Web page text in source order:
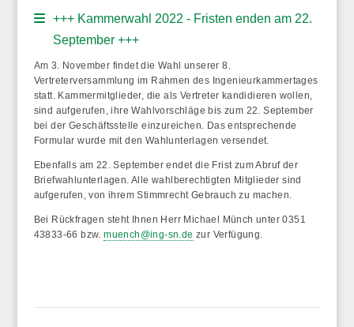
+++ Kammerwahl 2022 - Fristen enden am 22.
September +++
Am 3. November findet die Wahl unserer 8.
Vertreterversammlung im Rahmen des Ingenieurkammertages
statt. Kammermitglieder, die als Vertreter kandidieren wollen,
sind aufgerufen, ihreWahlvorschläge bis zum 22. September
bei der Geschäftsstelle einzureichen. Das entsprechende
Formular wurde mit den Wahlunterlagen versendet.
Ebenfalls am 22. September endet die Frist zum Abruf der
Briefwahlunterlagen . Alle wahlberechtigten Mitglieder sind
aufgerufen, von ihrem Stimmrecht Gebrauch zu machen.
Bei Rückfragen steht Ihnen Herr Michael Münch unter 0351
43833-66 bzw.muench@ing-sn.de zur Verfügung.